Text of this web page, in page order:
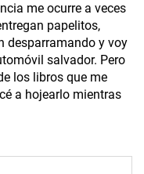
me ocurre a veces
papelitos,
desparramando y voy
salvador. Pero
los libros que me
a hojearlo mientras